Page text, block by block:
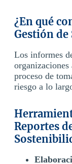
¿En qué
Gestión
Los informes
proceso de
riesgo a lo
Reportes